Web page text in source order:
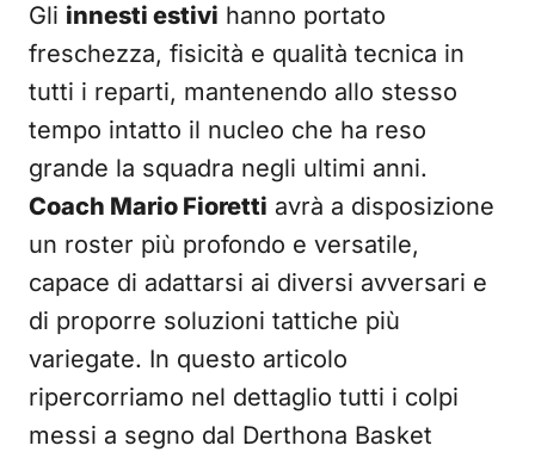
Gli innesti estivi hanno portato
freschezza, fisicità e qualità tecnica in
tutti i reparti, mantenendo allo stesso
tempo intatto il nucleo che ha reso
grande la squadra negli ultimi anni.
Coach Mario Fioretti avrà a disposizione
un roster più profondo e versatile,
capace di adattarsi ai diversi avversari e
di proporre soluzioni tattiche più
variegate. In questo articolo
ripercorriamo nel dettaglio tutti i colpi
messi a segno dal Derthona Basket